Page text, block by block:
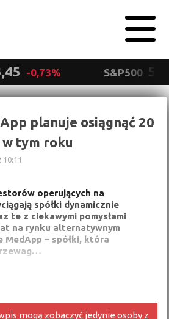
-0,73% S&P500
planuje osiągnąć 20
tym roku
10:11
operujących na
spółki dynamicznie
te z ciekawymi pomysłami
na rynku alternatywnym
MedApp – spółki, która
mogą zobaczyć jedynie osoby z
zgodę.